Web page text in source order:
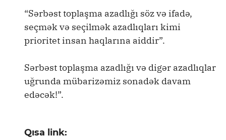
“Sərbəst toplaşma azadlığı söz və ifadə,
seçmək və seçilmək azadlıqları kimi
prioritet insan haqlarına aiddir”.
Sərbəst toplaşma azadlığı və digər azadlıqlar
uğrunda mübarizəmiz sonadək davam
edəcək!”.
Qısa link: